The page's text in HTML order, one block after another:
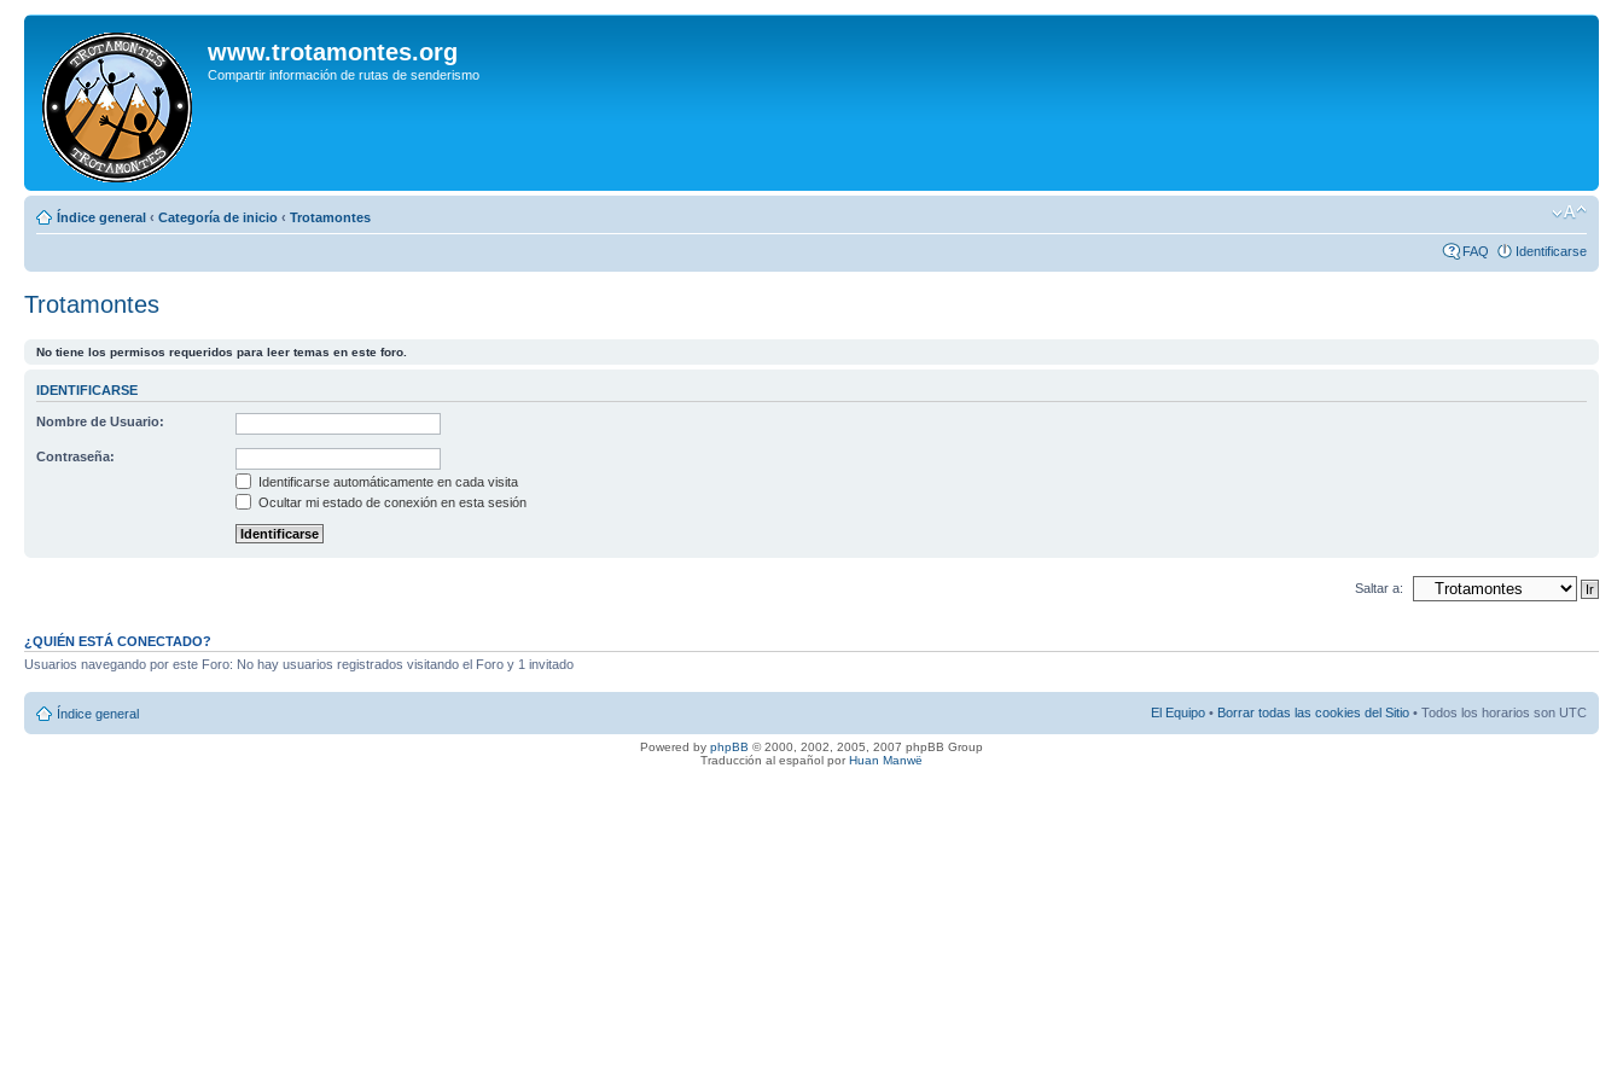
www.trotamontes.org
Compartir información de rutas de senderismo
Índice general ‹ Categoría de inicio ‹ Trotamontes
FAQ Identificarse
Trotamontes
No tiene los permisos requeridos para leer temas en este foro.
IDENTIFICARSE
Nombre de Usuario:
Contraseña:
Identificarse automáticamente en cada visita
Ocultar mi estado de conexión en esta sesión
Saltar a:
¿QUIÉN ESTÁ CONECTADO?
Usuarios navegando por este Foro: No hay usuarios registrados visitando el Foro y 1 invitado
Índice general El Equipo • Borrar todas las cookies del Sitio • Todos los horarios son UTC
Powered by phpBB © 2000, 2002, 2005, 2007 phpBB Group
Traducción al español porHuan Manwë